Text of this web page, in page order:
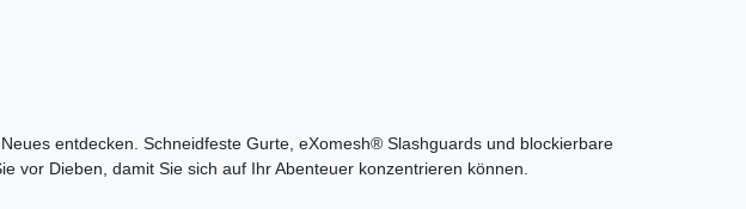
entdecken. Schneidfeste Gurte, eXomesh® Slashguards und blockierbare
vor Dieben, damit Sie sich auf Ihr Abenteuer konzentrieren können.